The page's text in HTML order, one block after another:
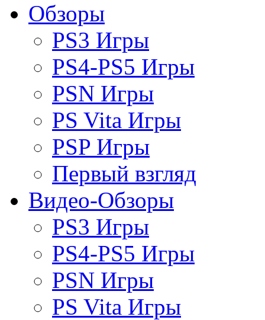
Обзоры
PS3 Игры
PS4-PS5 Игры
PSN Игры
PS Vita Игры
PSP Игры
Первый взгляд
Видео-Обзоры
PS3 Игры
PS4-PS5 Игры
PSN Игры
PS Vita Игры